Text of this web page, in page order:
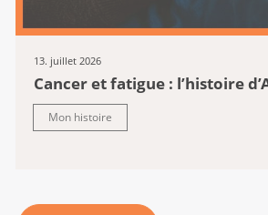
13. juillet 2026
Cancer et fatigue : l’histoire
Mon histoire